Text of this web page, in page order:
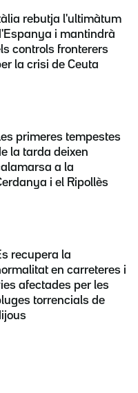
rebutja l'ultimàtum
i mantindrà
controls fronterers
la crisi de Ceuta
primeres tempestes
la tarda deixen
a la
i el Ripollès
recupera la
en carreteres i
afectades per les
torrencials de